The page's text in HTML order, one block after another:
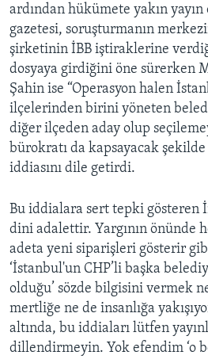
ardından hükümete yakın
gazetesi, soruşturmanın
şirketinin İBB iştiraklerine
dosyaya girdiğini öne sürerken
Şahin ise “Operasyon halen
ilçelerinden birini yöneten
diğer ilçeden aday olup
bürokratı da kapsayacak
iddiasını dile getirdi.
Bu iddialara sert tepki gösteren
dini adalettir. Yargının önünde
adeta yeni siparişleri gösterir
‘İstanbul'un CHP’li başka
olduğu’ sözde bilgisini vermek
mertliğe ne de insanlığa
altında, bu iddiaları lütfen
dillendirmeyin. Yok efendim ‘o